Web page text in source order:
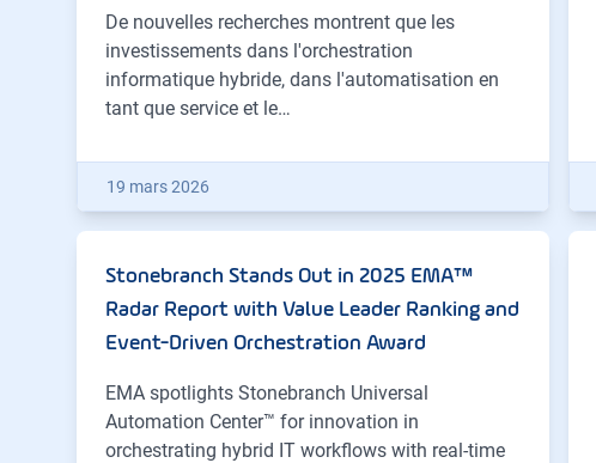
De nouvelles recherches montrent que les
investissements dans l'orchestration
informatique hybride, dans l'automatisation en
tant que service et le…
19 mars 2026
Stonebranch Stands Out in 2025 EMA™
Radar Report with Value Leader Ranking and
Event-Driven Orchestration Award
EMA spotlights Stonebranch Universal
Automation Center™ for innovation in
orchestrating hybrid IT workflows with real-time